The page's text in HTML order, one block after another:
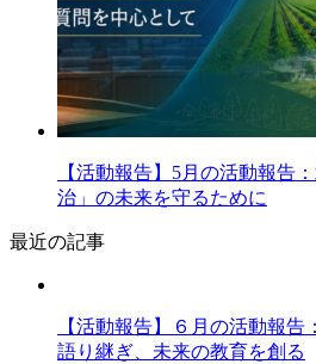
【活動報告】5月の活動報告
治」の未来を守るために
最近の記事
【活動報告】６月の活動報
語り継ぎ、未来の教育を創る